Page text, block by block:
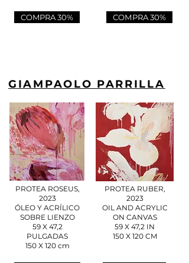
COMPRA 30% COMPRA 30%
GIAMPAOLO PARRILLA
PROTEA ROSEUS,
2023
ÓLEO Y ACRÍLICO
SOBRE LIENZO
59 X 47,2
PULGADAS
150 X 120 cm
PROTEA RUBER,
2023
OIL AND ACRYLIC
ON CANVAS
59 X 47,2 IN
150 X 120 CM